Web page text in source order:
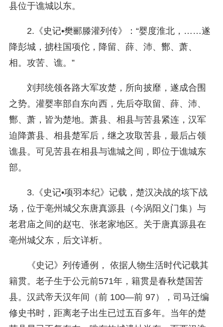
县位于谯城以东。
2.《史记•樊郦滕灌列传》：“婴度淮北，……遂
降彭城，掳柱国项佗，降留、薛、沛、酂、萧、
相。攻苦、谯。”
刘邦统领各路大军攻楚，所向披靡，遂成合围
之势。灌婴率部自东向西，先后夺取留、薛、沛、
酂、萧，皆为楚地。萧县、相县与苦县紧连，汉军
迫降萧县、相县楚军后，继之攻取苦县，最后占领
谯县。可见苦县在相县与谯城之间，即位于谯城东
部。
3.《史记•项羽本纪》记载，楚汉决战的垓下战
场，位于亳州城父东唐真源县（今涡阳义门集）与
老君庙之间的赵屯、张老家地区。关于唐真源县在
亳州城父东，后文详析。
《史记》列传通例， 依据人物生活时代记载其
籍贯。老子生于公元前571年，籍贯是春秋楚国苦
县。汉武帝天汉年间（前 100—前 97），司马迁编
修史书时，距离老子出生已过五百多年。当年的楚